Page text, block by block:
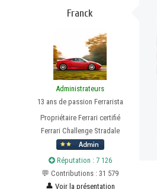
Franck
Administrateurs
13 ans de passion Ferrarista
Propriétaire Ferrari certifié
Ferrari Challenge Stradale
Réputation : 7 126
💬 Contributions : 31 579
👤 Voir la présentation